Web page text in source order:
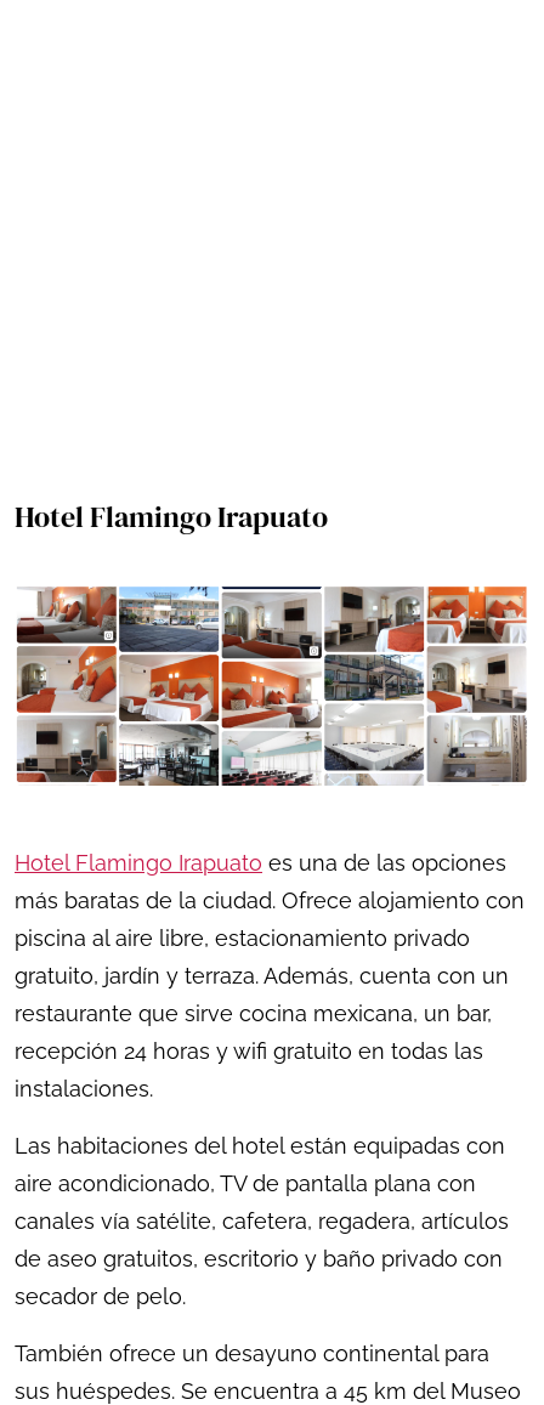
Hotel Flamingo Irapuato
Hotel Flamingo Irapuato es una de las opciones
más baratas de la ciudad. Ofrece alojamiento con
piscina al aire libre, estacionamiento privado
gratuito, jardín y terraza. Además, cuenta con un
restaurante que sirve cocina mexicana, un bar,
recepción 24 horas y wifi gratuito en todas las
instalaciones.
Las habitaciones del hotel están equipadas con
aire acondicionado, TV de pantalla plana con
canales vía satélite, cafetera, regadera, artículos
de aseo gratuitos, escritorio y baño privado con
secador de pelo.
También ofrece un desayuno continental para
sus huéspedes. Se encuentra a 45 km del Museo